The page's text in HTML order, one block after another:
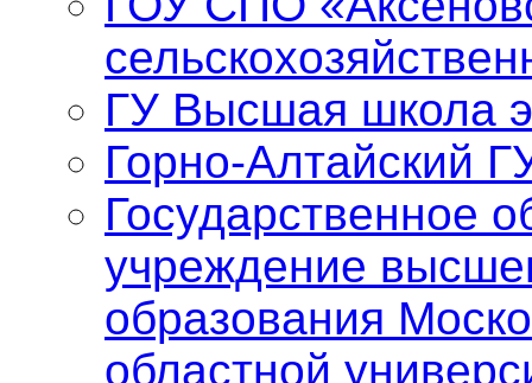
ГУ Высшая школа
Горно-Алтайский
Государственное
учреждение
образования
областной